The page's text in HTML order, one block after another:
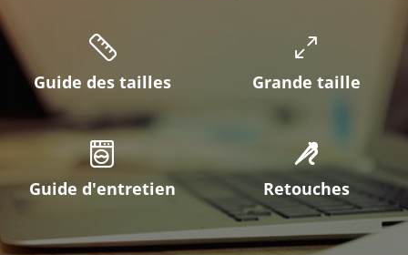
Guide des tailles Grande taille
Guide d'entretien Retouches